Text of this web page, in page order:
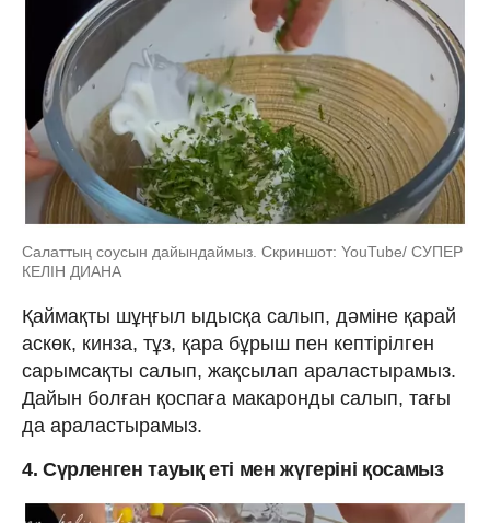
Салаттың соусын дайындаймыз. Скриншот: YouTube/ СУПЕР
КЕЛІН ДИАНА
Қаймақты шұңғыл ыдысқа салып, дәміне қарай
аскөк, кинза, тұз, қара бұрыш пен кептірілген
сарымсақты салып, жақсылап араластырамыз.
Дайын болған қоспаға макаронды салып, тағы
да араластырамыз.
4. Сүрленген тауық еті мен жүгеріні қосамыз